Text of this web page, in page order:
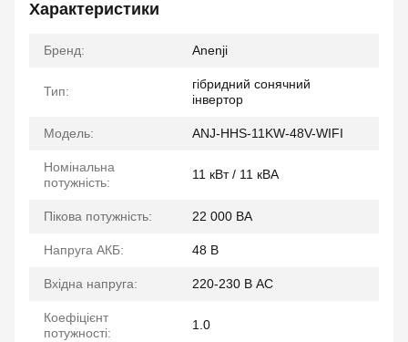
Характеристики
Бренд: Anenji
Тип:
гібридний сонячний
інвертор
Модель: ANJ-HHS-11KW-48V-WIFI
Номінальна
потужність:
11 кВт / 11 кВА
Пікова потужність: 22 000 ВА
Напруга АКБ: 48 В
Вхідна напруга: 220-230 В AC
Коефіцієнт
потужності:
1.0